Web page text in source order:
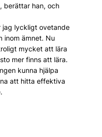
berättar han, och
jag lyckligt ovetande
inom ämnet. Nu
mycket att lära
mer finns att lära.
kunna hjälpa
att hitta effektiva